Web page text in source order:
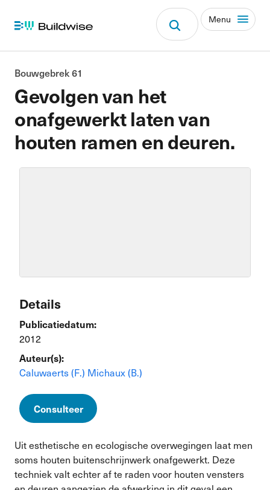
Menu
Gevolgen van het
onafgewerkt laten van
houten ramen en deuren.
Bouwgebrek 61
Details
Publicatiedatum:
2012
Auteur(s):
Caluwaerts (F.) Michaux (B.)
Consulteer
Uit esthetische en ecologische overwegingen laat men
soms houten buitenschrijnwerk onafgewerkt. Deze
techniek valt echter af te raden voor houten vensters